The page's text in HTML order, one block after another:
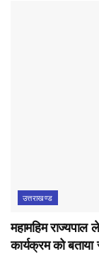
उत्तराखण्ड
महामहिम
कार्यक्रम को